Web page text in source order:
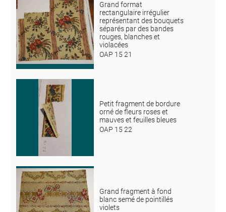
Grand format
rectangulaire irrégulier
représentant des bouquets
séparés par des bandes
rouges, blanches et
violacées
OAP 15 21
Petit fragment de bordure
orné de fleurs roses et
mauves et feuilles bleues
OAP 15 22
Grand fragment à fond
blanc semé de pointillés
violets